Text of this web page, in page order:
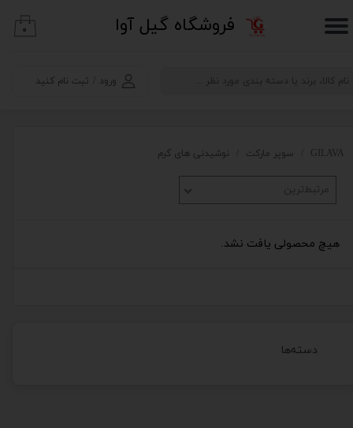
​فروشگاه گیل آوا
ورود ثبت نام کنید
حساب کاربری من
۰
دسته‌ها
GILAVA سوپر مارکت نوشیدنی های گرم
مرتبط‌ترین
هیچ محصولی یافت نشد.